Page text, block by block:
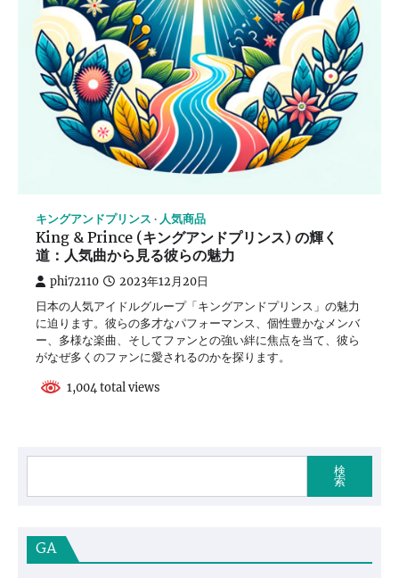
キングアンドプリンス 人気商品
King & Prince (キングアンドプリンス) の輝く
道：人気曲から見る彼らの魅力
phi72110 2023年12月20日
日本の人気アイドルグループ「キングアンドプリンス」の魅力
に迫ります。彼らの多才なパフォーマンス、個性豊かなメンバ
ー、多様な楽曲、そしてファンとの強い絆に焦点を当て、彼ら
がなぜ多くのファンに愛されるのかを探ります。
1,004 total views
検
索
GA